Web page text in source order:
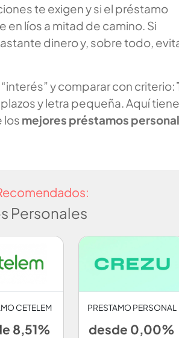
te exigen y si el préstamo
en líos a mitad de camino. Si
dinero y, sobre todo,
y comparar con criterio:
y letra pequeña. Aquí
los mejores préstamos
Personales
CETELEM
8,51%
PRESTAMO PERSONAL
desde 0,00%